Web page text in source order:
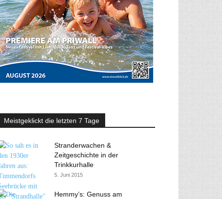
Meistgeklickt die letzten 7 Tage
Stranderwachen &
Zeitgeschichte in der
Trinkkurhalle
5. Juni 2015
Hemmy’s: Genuss am